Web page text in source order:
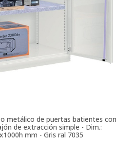
metálico de puertas batientes con
de extracción simple - Dim.:
mm - Gris ral 7035